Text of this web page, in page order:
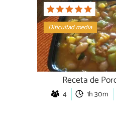
Dificultad media
Receta de
4 1h 30m